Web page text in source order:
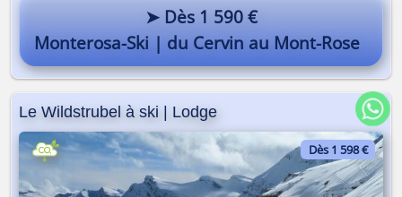
➤ Dès 1 590 €
Monterosa-Ski | du Cervin au Mont-Rose
Le Wildstrubel à ski | Lodge
Dès 1 598 €